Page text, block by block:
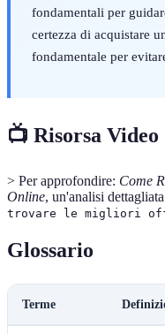
fondamentali per
certezza di acquistare
fondamentale per
📺 Risorsa Video
> Per approfondire: Come
Online, un'analisi
trovare le migliori
Glossario
Terme